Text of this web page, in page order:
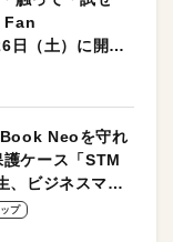
Fan
日（土）に開催
Neoを守れ
ケース「STM
、ビジネスマン
プ